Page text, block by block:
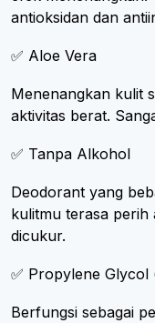
antioksidan dan
✅ Aloe Vera
Menenangkan kulit
aktivitas berat.
✅ Tanpa Alkohol
Deodorant yang
kulitmu terasa perih
dicukur.
✅ Propylene Glycol
Berfungsi sebagai